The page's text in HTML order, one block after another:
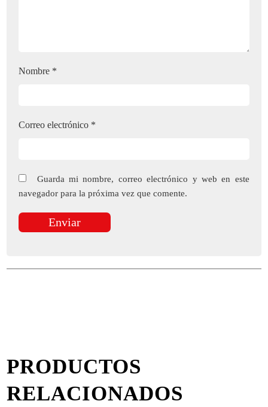
Nombre *
Correo electrónico *
Guarda mi nombre, correo electrónico y web en este
navegador para la próxima vez que comente.
PRODUCTOS
RELACIONADOS